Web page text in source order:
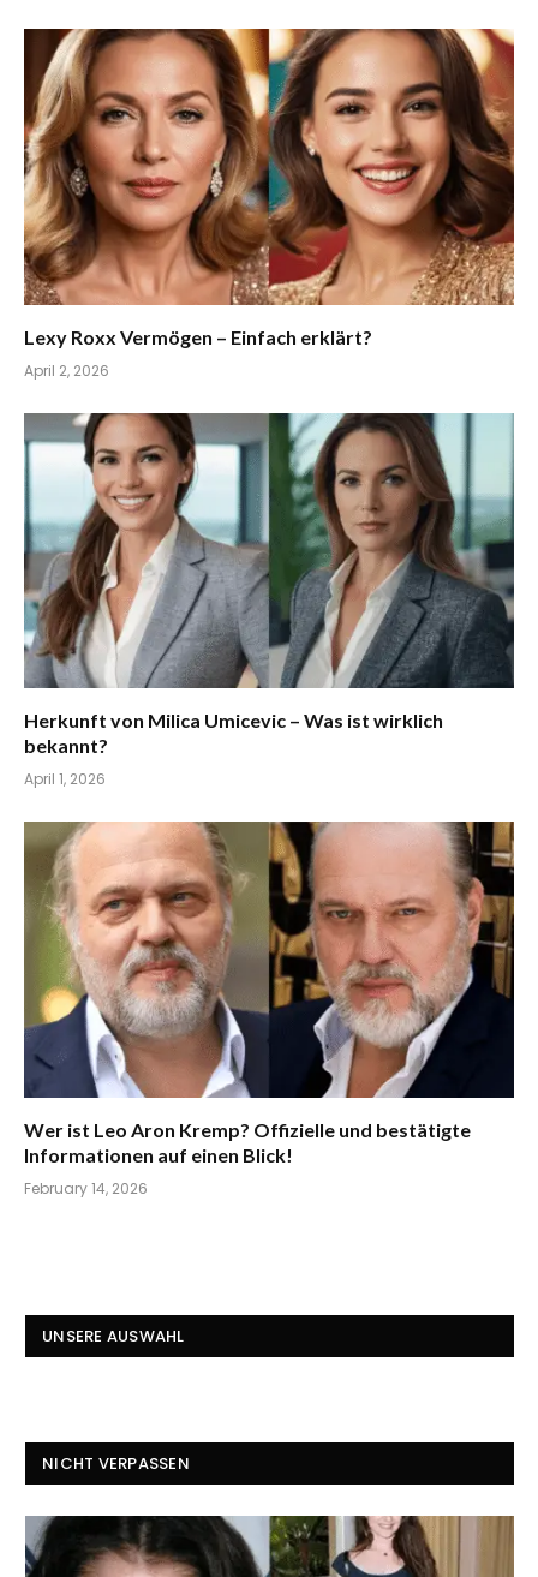
Lexy Roxx Vermögen – Einfach erklärt?
April 2, 2026
Herkunft von Milica Umicevic – Was ist wirklich
bekannt?
April 1, 2026
Wer ist Leo Aron Kremp? Offizielle und bestätigte
Informationen auf einen Blick!
February 14, 2026
UNSERE AUSWAHL
NICHT VERPASSEN